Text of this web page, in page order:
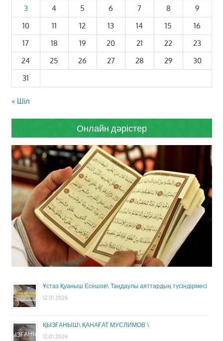
3
4 5 6 7 8
9
10
11 12 13 14 15
16
17
18 19 20 21 22
23
24
25 26 27 28 29
30
31
« Шіл
Онлайн дәрістер
Ұстаз Қуаныш Есешов\ Таңдаулы аяттардың түсіндірмесі
12.01.2026
ҚЫЗҒАНЫШ\ ҚАНАҒАТ МУСЛИМОВ \
12.01.2026